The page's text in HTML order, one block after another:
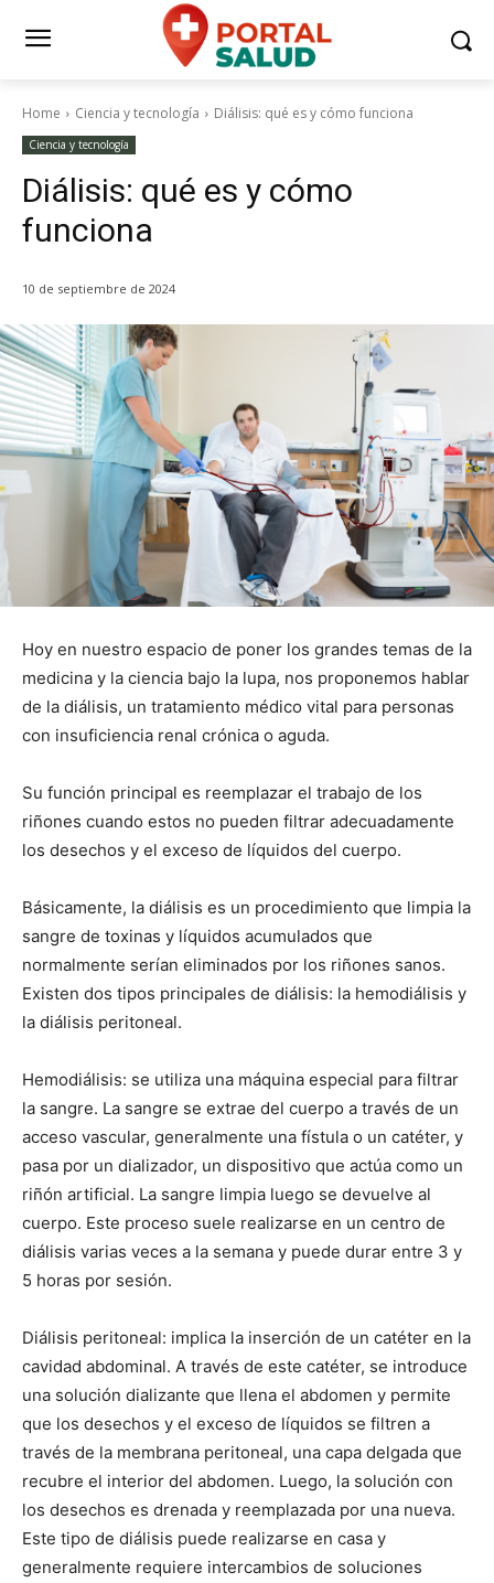
Home Ciencia y tecnología Diálisis: qué es y cómo funciona
Ciencia y tecnología
Diálisis: qué es y cómo
funciona
10 de septiembre de 2024
Hoy en nuestro espacio de poner los grandes temas de la
medicina y la ciencia bajo la lupa, nos proponemos hablar
de la diálisis, un tratamiento médico vital para personas
con insuficiencia renal crónica o aguda.
Su función principal es reemplazar el trabajo de los
riñones cuando estos no pueden filtrar adecuadamente
los desechos y el exceso de líquidos del cuerpo.
Básicamente, la diálisis es un procedimiento que limpia la
sangre de toxinas y líquidos acumulados que
normalmente serían eliminados por los riñones sanos.
Existen dos tipos principales de diálisis: la hemodiálisis y
la diálisis peritoneal.
Hemodiálisis: se utiliza una máquina especial para filtrar
la sangre. La sangre se extrae del cuerpo a través de un
acceso vascular, generalmente una fístula o un catéter, y
pasa por un dializador, un dispositivo que actúa como un
riñón artificial. La sangre limpia luego se devuelve al
cuerpo. Este proceso suele realizarse en un centro de
diálisis varias veces a la semana y puede durar entre 3 y
5 horas por sesión.
Diálisis peritoneal: implica la inserción de un catéter en la
cavidad abdominal. A través de este catéter, se introduce
una solución dializante que llena el abdomen y permite
que los desechos y el exceso de líquidos se filtren a
través de la membrana peritoneal, una capa delgada que
recubre el interior del abdomen. Luego, la solución con
los desechos es drenada y reemplazada por una nueva.
Este tipo de diálisis puede realizarse en casa y
generalmente requiere intercambios de soluciones